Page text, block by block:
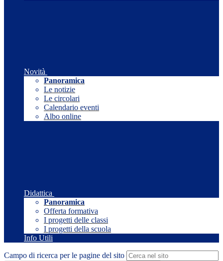
Novità
Panoramica
Le notizie
Le circolari
Calendario eventi
Albo online
Didattica
Panoramica
Offerta formativa
I progetti delle classi
I progetti della scuola
Info Utili
Campo di ricerca per le pagine del sito